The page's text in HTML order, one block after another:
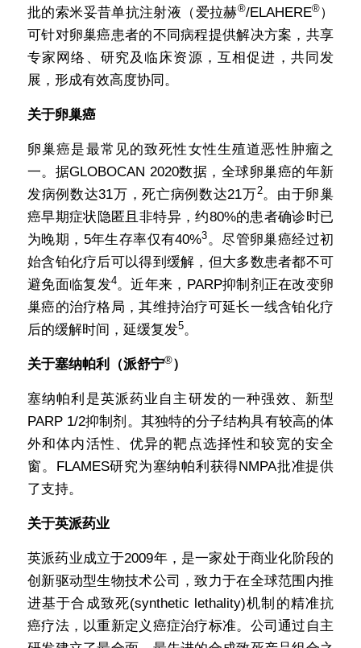
批的索米妥昔单抗注射液（爱拉赫®/ELAHERE®）
可针对卵巢癌患者的不同病程提供解决方案，共享
专家网络、研究及临床资源，互相促进，共同发
展，形成有效高度协同。
关于卵巢癌
卵巢癌是最常见的致死性女性生殖道恶性肿瘤之
一。据GLOBOCAN 2020数据，全球卵巢癌的年新
发病例数达31万，死亡病例数达21万2。由于卵巢
癌早期症状隐匿且非特异，约80%的患者确诊时已
为晚期，5年生存率仅有40%3。尽管卵巢癌经过初
始含铂化疗后可以得到缓解，但大多数患者都不可
避免面临复发4。近年来，PARP抑制剂正在改变卵
巢癌的治疗格局，其维持治疗可延长一线含铂化疗
后的缓解时间，延缓复发5。
关于塞纳帕利（派舒宁®）
塞纳帕利是英派药业自主研发的一种强效、新型
PARP 1/2抑制剂。其独特的分子结构具有较高的体
外和体内活性、优异的靶点选择性和较宽的安全
窗。FLAMES研究为塞纳帕利获得NMPA批准提供
了支持。
关于英派药业
英派药业成立于2009年，是一家处于商业化阶段的
创新驱动型生物技术公司，致力于在全球范围内推
进基于合成致死(synthetic lethality)机制的精准抗
癌疗法，以重新定义癌症治疗标准。公司通过自主